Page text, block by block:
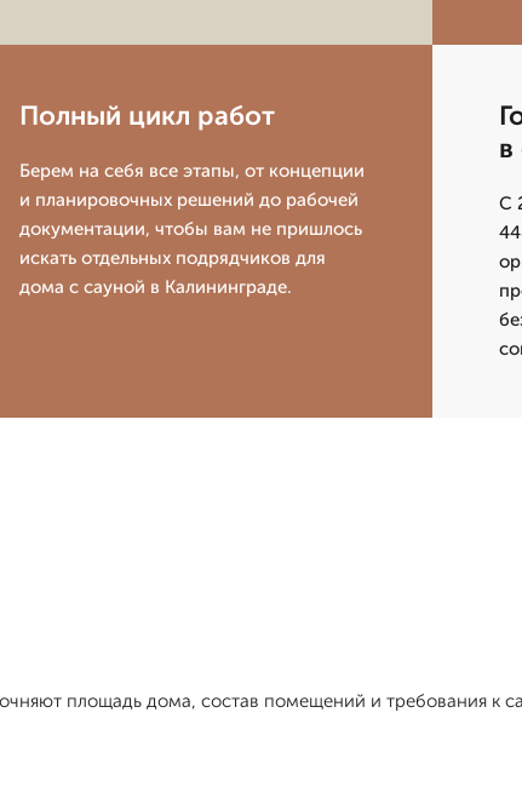
Полный цикл работ
Берем на себя все этапы, от концепции
и планировочных решений до рабочей
документации, чтобы вам не пришлось
искать отдельных подрядчиков для
дома с сауной в Калининграде.
в
С
площадь дома, состав помещений и требования к